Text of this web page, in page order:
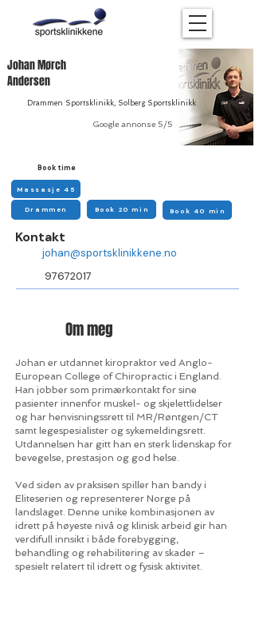
Johan Mørch
Andersen
Drammen Sportsklinikk, Solberg Sportsklinikk
Google annonse 5/5
Book time
Massasje 45
Massasje 60
Drammen Mjøndalen
Solberg
Book 20 min Massasje 30
Book 40 min
Kontakt
johan@sportsklinikkene.no
97672017​
Om meg
Johan er utdannet kiropraktor ved Anglo-
European College of Chiropractic i England.
Han jobber som primærkontakt for sine
pasienter innenfor muskel- og skjelettlidelser
og har henvisningssrett til MR/Røntgen/CT
samt legespesialister og sykemeldingsrett.
Utdannelsen har gitt han en sterk lidenskap for
bevegelse, prestasjon og god helse.
Ved siden av praksisen spiller han bandy i
Eliteserien og representerer Norge på
landslaget. Denne unike kombinasjonen av
idrett på høyeste nivå og klinisk arbeid gir han
verdifull innsikt i både forebygging,
behandling og rehabilitering av skader –
spesielt relatert til idrett og fysisk aktivitet.